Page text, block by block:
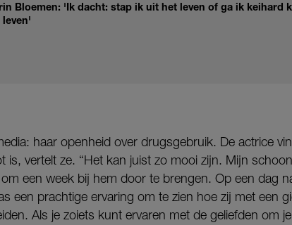
Bloemen: 'Ik dacht: stap ik uit het leven of ga ik keihard
leven'
haar openheid over drugsgebruik. De actrice
is, vertelt ze. “Het kan juist zo mooi zijn. Mijn
een week bij hem door te brengen. Op een dag
een prachtige ervaring om te zien hoe zij met een
Als je zoiets kunt ervaren met de geliefden om